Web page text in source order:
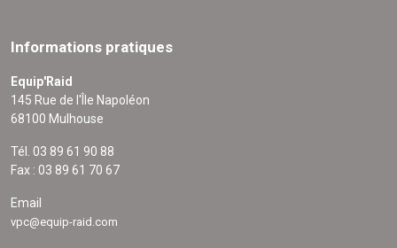
Informations pratiques
Equip'Raid
145 Rue de l'Île Napoléon
68100 Mulhouse
Tél. 03 89 61 90 88
Fax : 03 89 61 70 67
Email
vpc@equip-raid.com